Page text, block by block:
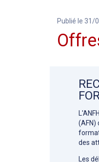
Publié le 31/
(AFN)
des
Les